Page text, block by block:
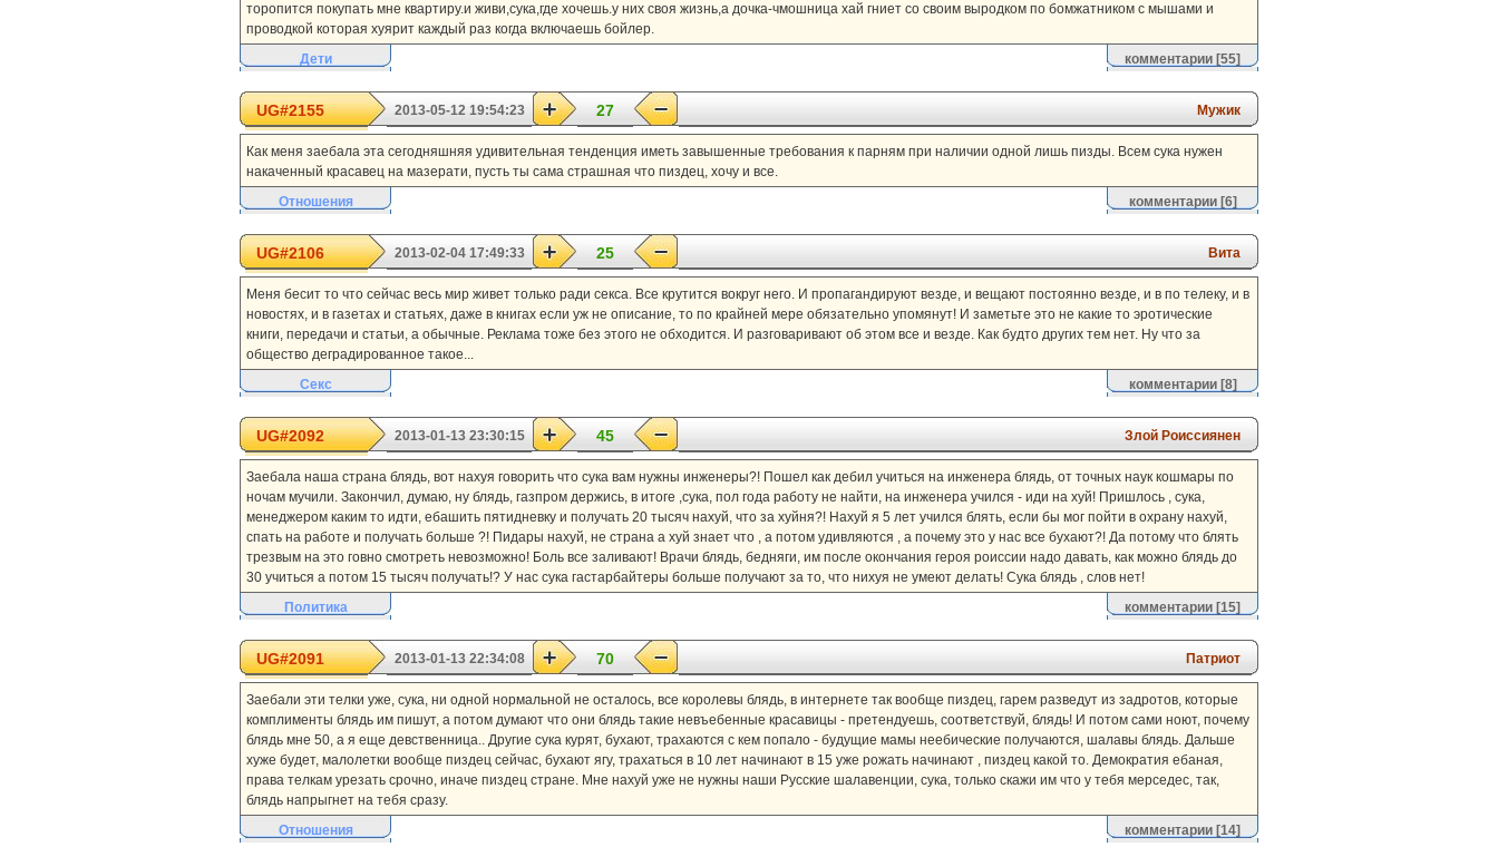
торопится покупать мне квартиру.и живи,сука,где хочешь.у них своя жизнь,а дочка-чмошница хай гниет со своим выродком по бомжатником с мышами и
проводкой которая хуярит каждый раз когда включаешь бойлер.
Дети
комментарии [55]
UG#2155 2013-05-12 19:54:23 27 Мужик
Как меня заебала эта сегодняшняя удивительная тенденция иметь завышенные требования к парням при наличии одной лишь пизды. Всем сука нужен
накаченный красавец на мазерати, пусть ты сама страшная что пиздец, хочу и все.
Отношения
комментарии[6]
UG#2106 2013-02-04 17:49:33 25 Вита
Меня бесит то что сейчас весь мир живет только ради секса. Все крутится вокруг него. И пропагандируют везде, и вещают постоянно везде, и в по телеку, и в
новостях, и в газетах и статьях, даже в книгах если уж не описание, то по крайней мере обязательно упомянут! И заметьте это не какие то эротические
книги, передачи и статьи, а обычные. Реклама тоже без этого не обходится. И разговаривают об этом все и везде. Как будто других тем нет. Ну что за
общество деградированное такое...
Секс
комментарии[8]
UG#2092 2013-01-13 23:30:15 45 Злой Роиссиянен
Заебала наша страна блядь, вот нахуя говорить что сука вам нужны инженеры?! Пошел как дебил учиться на инженера блядь, от точных наук кошмары по
ночам мучили. Закончил, думаю, ну блядь, газпром держись, в итоге ,сука, пол года работу не найти, на инженера учился - иди на хуй! Пришлось , сука,
менеджером каким то идти, ебашить пятидневку и получать 20 тысяч нахуй, что за хуйня?! Нахуй я 5 лет учился блять, если бы мог пойти в охрану нахуй,
спать на работе и получать больше ?! Пидары нахуй, не страна а хуй знает что , а потом удивляются , а почему это у нас все бухают?! Да потому что блять
трезвым на это говно смотреть невозможно! Боль все заливают! Врачи блядь, бедняги, им после окончания героя роиссии надо давать, как можно блядь до
30 учиться а потом 15 тысяч получать!? У нас сука гастарбайтеры больше получают за то, что нихуя не умеют делать! Сука блядь , слов нет!
Политика
комментарии [15]
UG#2091 2013-01-13 22:34:08 70 Патриот
Заебали эти телки уже, сука, ни одной нормальной не осталось, все королевы блядь, в интернете так вообще пиздец, гарем разведут из задротов, которые
комплименты блядь им пишут, а потом думают что они блядь такие невъебенные красавицы - претендуешь, соответствуй, блядь! И потом сами ноют, почему
блядь мне 50, а я еще девственница.. Другие сука курят, бухают, трахаются с кем попало - будущие мамы неебические получаются, шалавы блядь. Дальше
хуже будет, малолетки вообще пиздец сейчас, бухают ягу, трахаться в 10 лет начинают в 15 уже рожать начинают , пиздец какой то. Демократия ебаная,
права телкам урезать срочно, иначе пиздец стране. Мне нахуй уже не нужны наши Русские шалавенции, сука, только скажи им что у тебя мерседес, так,
блядь напрыгнет на тебя сразу.
Отношения
комментарии [14]